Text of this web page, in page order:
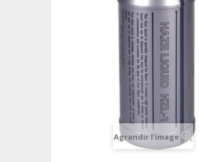
Agrandir l'image